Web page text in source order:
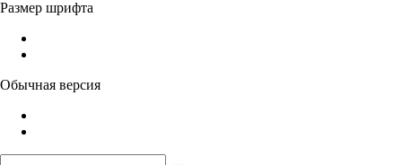
Размер шрифта
Обычная версия